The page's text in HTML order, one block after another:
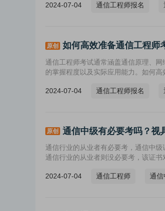
2024-07-04 通信工程师报名
原创 如何高效准备通信工程师
通信工程师考试通常涵盖通信原理、
的掌握程度以及实际应用能力。如何高
2024-07-04 通信工程师报名
原创 通信中级有必要考吗？视
通信行业的从业者有必要考，通信中
通信行业的从业者则没必要考，该证
2024-07-04 通信工程师 通信